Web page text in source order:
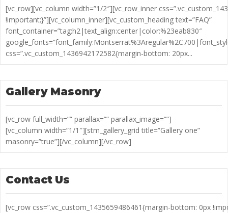
[vc_row][vc_column width=”1/2″][vc_row_inner
!important;}”][vc_column_inner][vc_custom_heading text=”FAQ”
font_container=”tag:h2|text_align:center|color:%23eab830″
css=”.vc_custom_1436942172582{margin-bottom: 20px...
Gallery Masonry
[vc_row full_width=”” parallax=”” parallax_image=””]
[vc_column width=”1/1″][stm_gallery_grid title=”Gallery one”
masonry=”true”][/vc_column][/vc_row]
Contact Us
[vc_row css=”.vc_custom_1435659486461{margin-bottom: 0px